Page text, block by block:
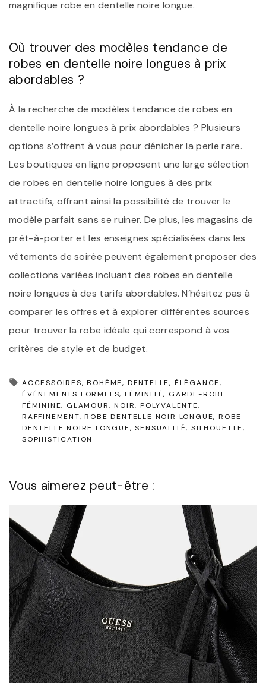
magnifique robe en dentelle noire longue.
Où trouver des modèles tendance de
robes en dentelle noire longues à prix
abordables ?
À la recherche de modèles tendance de robes en
dentelle noire longues à prix abordables ? Plusieurs
options s’offrent à vous pour dénicher la perle rare.
Les boutiques en ligne proposent une large sélection
de robes en dentelle noire longues à des prix
attractifs, offrant ainsi la possibilité de trouver le
modèle parfait sans se ruiner. De plus, les magasins de
prêt-à-porter et les enseignes spécialisées dans les
vêtements de soirée peuvent également proposer des
collections variées incluant des robes en dentelle
noire longues à des tarifs abordables. N’hésitez pas à
comparer les offres et à explorer différentes sources
pour trouver la robe idéale qui correspond à vos
critères de style et de budget.
ACCESSOIRES BOHÈME DENTELLE ÉLÉGANCE
ÉVÉNEMENTS FORMELS FÉMINITÉ GARDE-ROBE
FÉMININE GLAMOUR NOIR POLYVALENTE
RAFFINEMENT ROBE DENTELLE NOIR LONGUE ROBE
DENTELLE NOIRE LONGUE
SENSUALITÉ SILHOUETTE
SOPHISTICATION
Vous aimerez peut-être :